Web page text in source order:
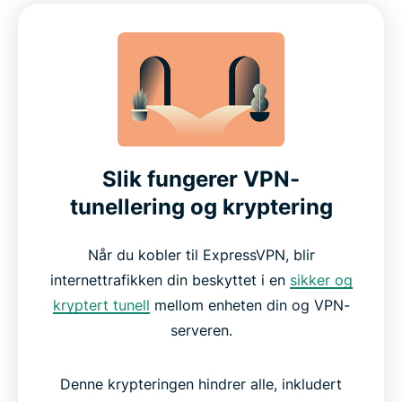
Slik fungerer VPN-
tunellering og kryptering
Når du kobler til ExpressVPN, blir
internettrafikken din beskyttet i en sikker og
kryptert tunell mellom enheten din og VPN-
serveren.
Denne krypteringen hindrer alle, inkludert